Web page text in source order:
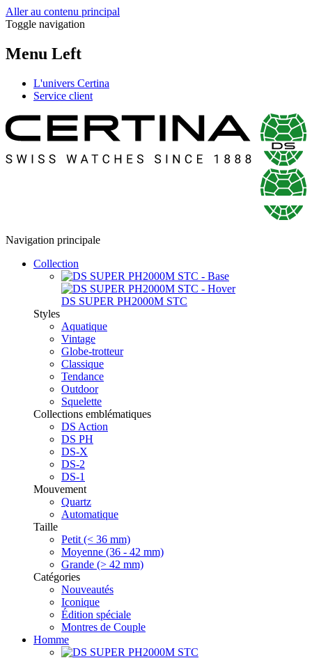
Aller au contenu principal
Toggle navigation
Menu Left
L'univers Certina
Service client
Navigation principale
Collection
DS SUPER PH2000M STC
Styles
Aquatique
Vintage
Globe-trotteur
Classique
Tendance
Outdoor
Squelette
Collections emblématiques
DS Action
DS PH
DS-X
DS-2
DS-1
Mouvement
Quartz
Automatique
Taille
Petit (< 36 mm)
Moyenne (36 - 42 mm)
Grande (> 42 mm)
Catégories
Nouveautés
Iconique
Édition spéciale
Montres de Couple
Homme